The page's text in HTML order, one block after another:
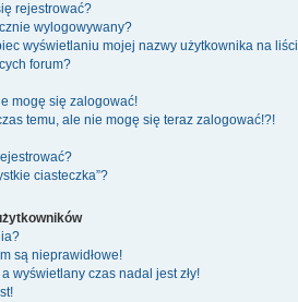
rejestrować?
wylogowywany?
wyświetlaniu mojej nazwy użytkownika na
forum?
mogę się zalogować!
temu, ale nie mogę się teraz zalogować!?!
ciasteczka”?
są nieprawidłowe!
wyświetlany czas nadal jest zły!